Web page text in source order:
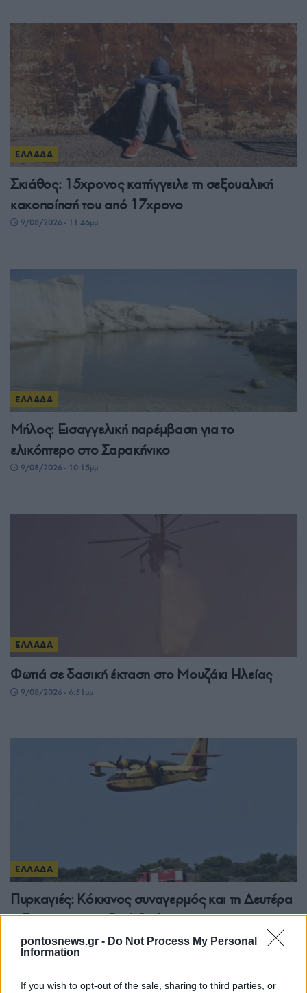
pontosnews.gr - Do Not Process My Personal
Information
If you wish to opt-out of the sale, sharing to third parties, or
ΕΛΛΑΔΑ
Σκιάθος: 15χρονος κατήγγειλε τη σεξουαλική
κακοποίησή του από 17χρονο
9/08/2026 - 11:46μμ
ΕΛΛΑΔΑ
Μήλος: Εισαγγελική παρέμβαση για το
ελικόπτερο στο Σαρακήνικο
9/08/2026 - 10:15μμ
ΕΛΛΑΔΑ
Φωτιά σε δασική έκταση στο Μουζάκι Ηλείας
9/08/2026 - 6:51μμ
ΕΛΛΑΔΑ
Πυρκαγιές: Κόκκινος συναγερμός και τη Δευτέρα
– Επεκτείνεται το Red Code
9/08/2026 - 3:36μμ